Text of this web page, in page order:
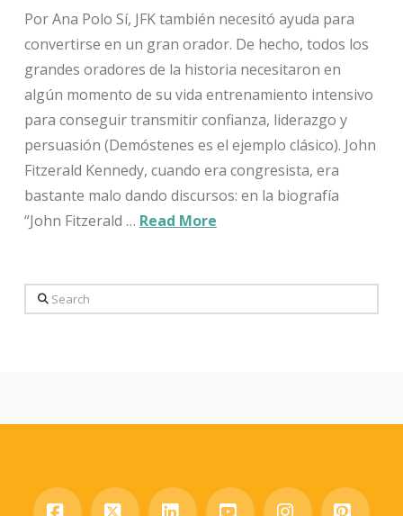
Por Ana Polo Sí, JFK también necesitó ayuda para
convertirse en un gran orador. De hecho, todos los
grandes oradores de la historia necesitaron en
algún momento de su vida entrenamiento intensivo
para conseguir transmitir confianza, liderazgo y
persuasión (Demóstenes es el ejemplo clásico). John
Fitzerald Kennedy, cuando era congresista, era
bastante malo dando discursos: en la biografía
“John Fitzerald … Read More
Search